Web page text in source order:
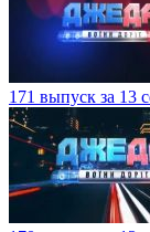
171 выпуск за 13